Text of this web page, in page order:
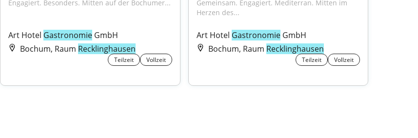
Engagiert. Besonders. Mitten auf der Bochumer...
Art Hotel Gastronomie GmbH
Bochum, Raum Recklinghausen
Teilzeit Vollzeit
Gemeinsam. Engagiert. Mediterran. Mitten im
Herzen des...
Art Hotel Gastronomie GmbH
Bochum, Raum Recklinghausen
Teilzeit Vollzeit